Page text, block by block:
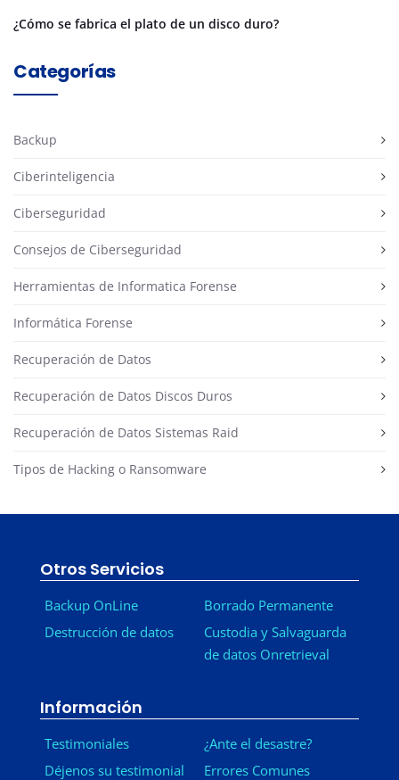
¿Cómo se fabrica el plato de un disco duro?
Categorías
Backup
Ciberinteligencia
Ciberseguridad
Consejos de Ciberseguridad
Herramientas de Informatica Forense
Informática Forense
Recuperación de Datos
Recuperación de Datos Discos Duros
Recuperación de Datos Sistemas Raid
Tipos de Hacking o Ransomware
Otros Servicios
Backup OnLine
Destrucción de datos
Borrado Permanente
Custodia y Salvaguarda
de datos Onretrieval
Información
Testimoniales
Déjenos su testimonial
¿Ante el desastre?
Errores Comunes